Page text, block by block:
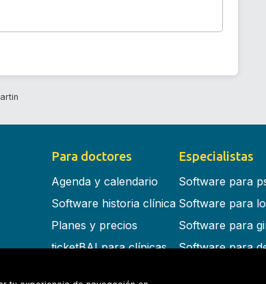
Para doctores
Agenda y calendario
Software historia clínica
Planes y precios
ticketBAI para clínicas
Especialistas
Software para
Software para
Software para
Software para